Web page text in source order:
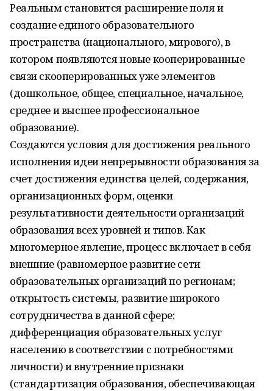
Реальным становится расширение поля и
создание единого образовательного
пространства (национального, мирового), в
котором появляются новые кооперированные
связи скооперированных уже элементов
(дошкольное, общее, специальное, начальное,
среднее и высшее профессиональное
образование).
Создаются условия для достижения реального
исполнения идеи непрерывности образования за
счет достижения единства целей, содержания,
организационных форм, оценки
результативности деятельности организаций
образования всех уровней и типов. Как
многомерное явление, процесс включает в себя
внешние (равномерное развитие сети
образовательных организаций по регионам;
открытость системы, развитие широкого
сотрудничества в данной сфере;
дифференциация образовательных услуг
населению в соответствии с потребностями
личности) и внутренние признаки
(стандартизация образования, обеспечивающая